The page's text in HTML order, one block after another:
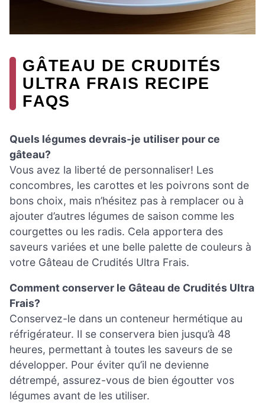
GÂTEAU DE CRUDITÉS
ULTRA FRAIS RECIPE
FAQS
Quels légumes devrais-je utiliser pour ce
gâteau?
Vous avez la liberté de personnaliser! Les
concombres, les carottes et les poivrons sont de
bons choix, mais n’hésitez pas à remplacer ou à
ajouter d’autres légumes de saison comme les
courgettes ou les radis. Cela apportera des
saveurs variées et une belle palette de couleurs à
votre Gâteau de Crudités Ultra Frais.
Comment conserver le Gâteau de Crudités Ultra
Frais?
Conservez-le dans un conteneur hermétique au
réfrigérateur. Il se conservera bien jusqu’à 48
heures, permettant à toutes les saveurs de se
développer. Pour éviter qu’il ne devienne
détrempé, assurez-vous de bien égoutter vos
légumes avant de les utiliser.